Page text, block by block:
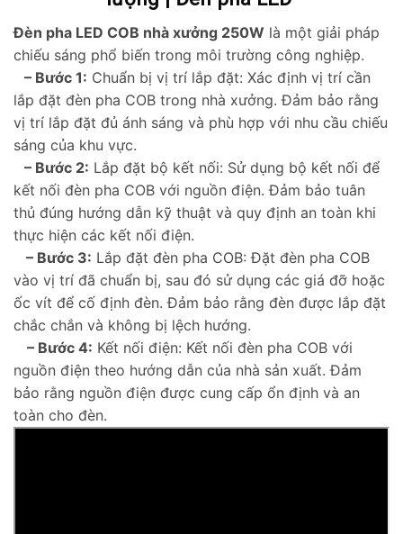
Đèn pha LED COB nhà xưởng 250W là một giải pháp
chiếu sáng phổ biến trong môi trường công nghiệp.
– Bước 1: Chuẩn bị vị trí lắp đặt: Xác định vị trí cần
lắp đặt đèn pha COB trong nhà xưởng. Đảm bảo rằng
vị trí lắp đặt đủ ánh sáng và phù hợp với nhu cầu chiếu
sáng của khu vực.
– Bước 2: Lắp đặt bộ kết nối: Sử dụng bộ kết nối để
kết nối đèn pha COB với nguồn điện. Đảm bảo tuân
thủ đúng hướng dẫn kỹ thuật và quy định an toàn khi
thực hiện các kết nối điện.
– Bước 3: Lắp đặt đèn pha COB: Đặt đèn pha COB
vào vị trí đã chuẩn bị, sau đó sử dụng các giá đỡ hoặc
ốc vít để cố định đèn. Đảm bảo rằng đèn được lắp đặt
chắc chắn và không bị lệch hướng.
– Bước 4: Kết nối điện: Kết nối đèn pha COB với
nguồn điện theo hướng dẫn của nhà sản xuất. Đảm
bảo rằng nguồn điện được cung cấp ổn định và an
toàn cho đèn.